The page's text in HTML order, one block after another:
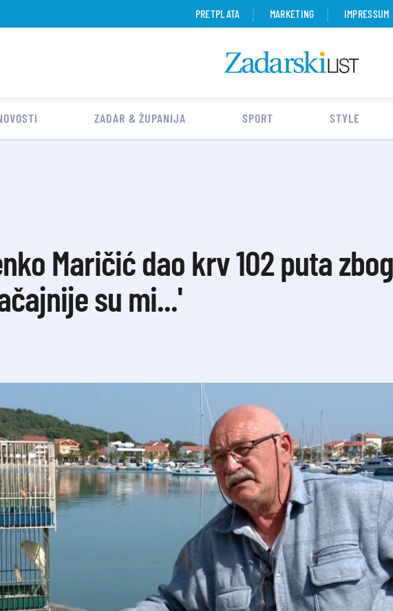
PRETPLATA MARKETING IMPRESSUM
ZADAR & ŽUPANIJA SPORT STYLE
Maričić dao krv 102 puta
su mi...'